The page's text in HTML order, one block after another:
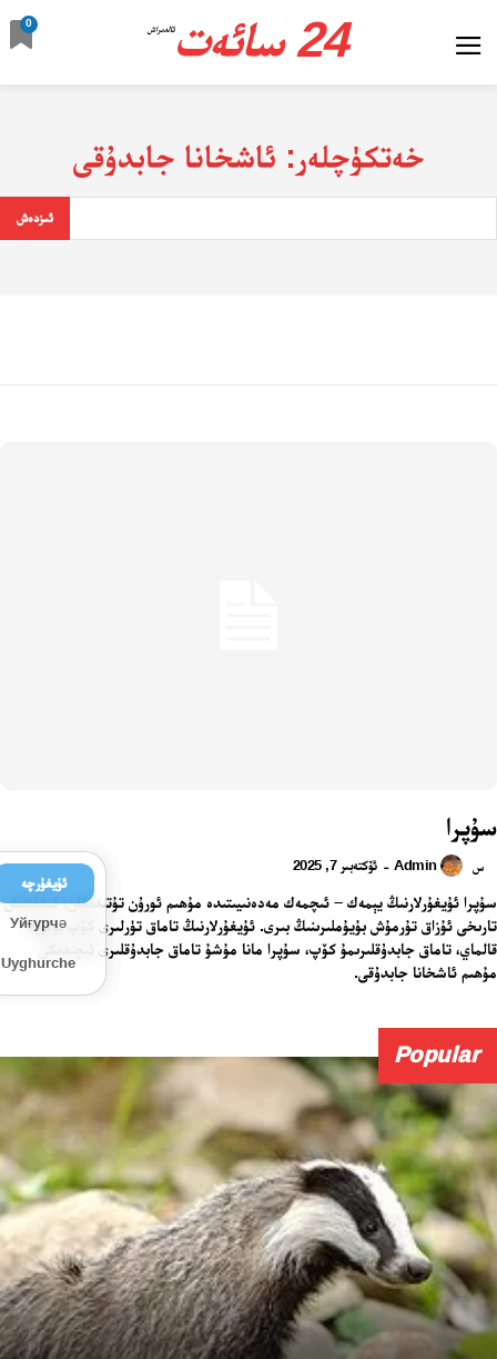
24 سائەت ئالدىراش
0
خەتكۈچلەر: ئاشخانا جابدۇقى
ئىزدەش
سۇپرا
س Admin
- ئۆكتەبىر 7, 2025
سۇپرا ئۇيغۇرلارنىڭ يېمەك – ئىچمەك مەدەنىيىتىدە مۇھىم ئورۇن تۇتىدىغان، ئىشلىتىش
تارىخى ئۇزاق تۇرمۇش بۇيۇملىرىنىڭ بىرى. ئۇيغۇرلارنىڭ تاماق تۈرلىرى كۆپ بولۇپلا
قالماي، تاماق جابدۇقلىرىمۇ كۆپ، سۇپرا مانا مۇشۇ تاماق جابدۇقلىرى ئىچىدىكى
مۇھىم ئاشخانا جابدۇقى.
Popular
ئۇيغۇرچە
Уйғурчә
Uyghurche